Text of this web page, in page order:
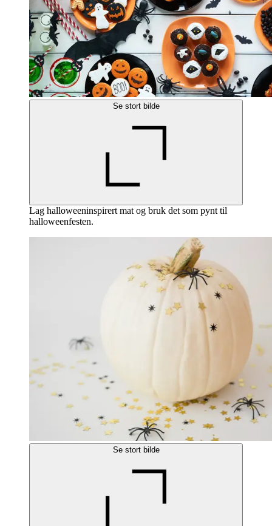
Se stort bilde
Lag halloweeninspirert mat og bruk det som pynt til
halloweenfesten.
Se stort bilde